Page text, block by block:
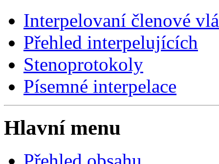
Interpelovaní členové
Přehled interpelujících
Stenoprotokoly
Písemné interpelace
Hlavní menu